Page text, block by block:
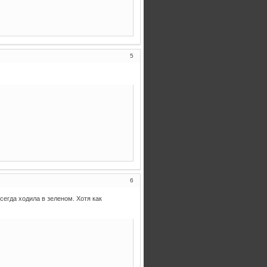
5
6
ходила в зеленом. Хотя как